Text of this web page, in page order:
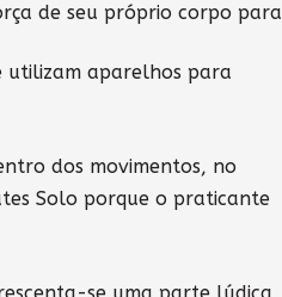
de seu próprio corpo para
utilizam aparelhos para
dos movimentos, no
Solo porque o praticante